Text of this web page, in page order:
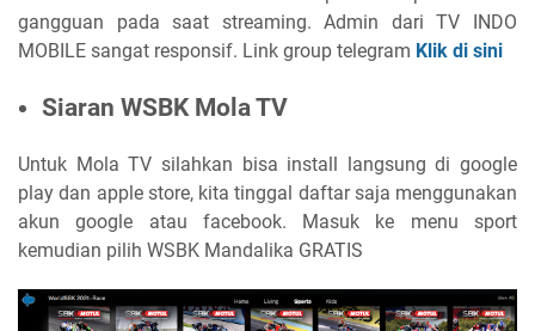
gangguan pada saat streaming. Admin dari TV INDO
MOBILE sangat responsif. Link group telegram Klik di sini
Siaran WSBK Mola TV
Untuk Mola TV silahkan bisa install langsung di google
play dan apple store, kita tinggal daftar saja menggunakan
akun google atau facebook. Masuk ke menu sport
kemudian pilih WSBK Mandalika GRATIS